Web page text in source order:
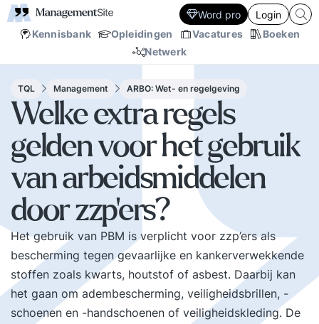
Kennisbank Opleidingen Vacatures
Boeken
Netwerk
Word pro Login
TQL Management ARBO: Wet- en regelgeving
Welke extra regels
gelden voor het gebruik
van arbeidsmiddelen
door zzp'ers?
Het gebruik van PBM is verplicht voor zzp’ers als
bescherming tegen gevaarlijke en kankerverwekkende
stoffen zoals kwarts, houtstof of asbest. Daarbij kan
het gaan om adembescherming, veiligheidsbrillen, -
schoenen en -handschoenen of veiligheidskleding. De